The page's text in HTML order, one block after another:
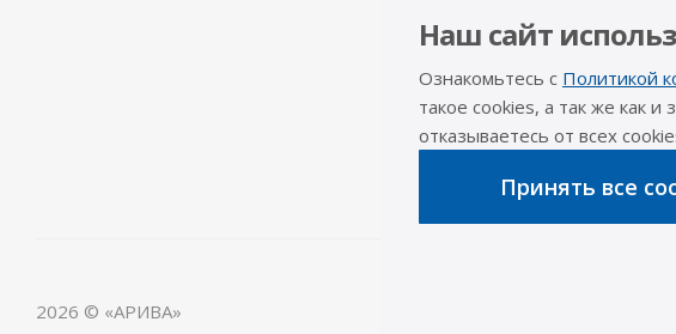
2026 © «АРИВА»
Наш сайт
Ознакомьтесь с Политикой
такое cookies, а так же как
отказываетесь от всех
Принять все